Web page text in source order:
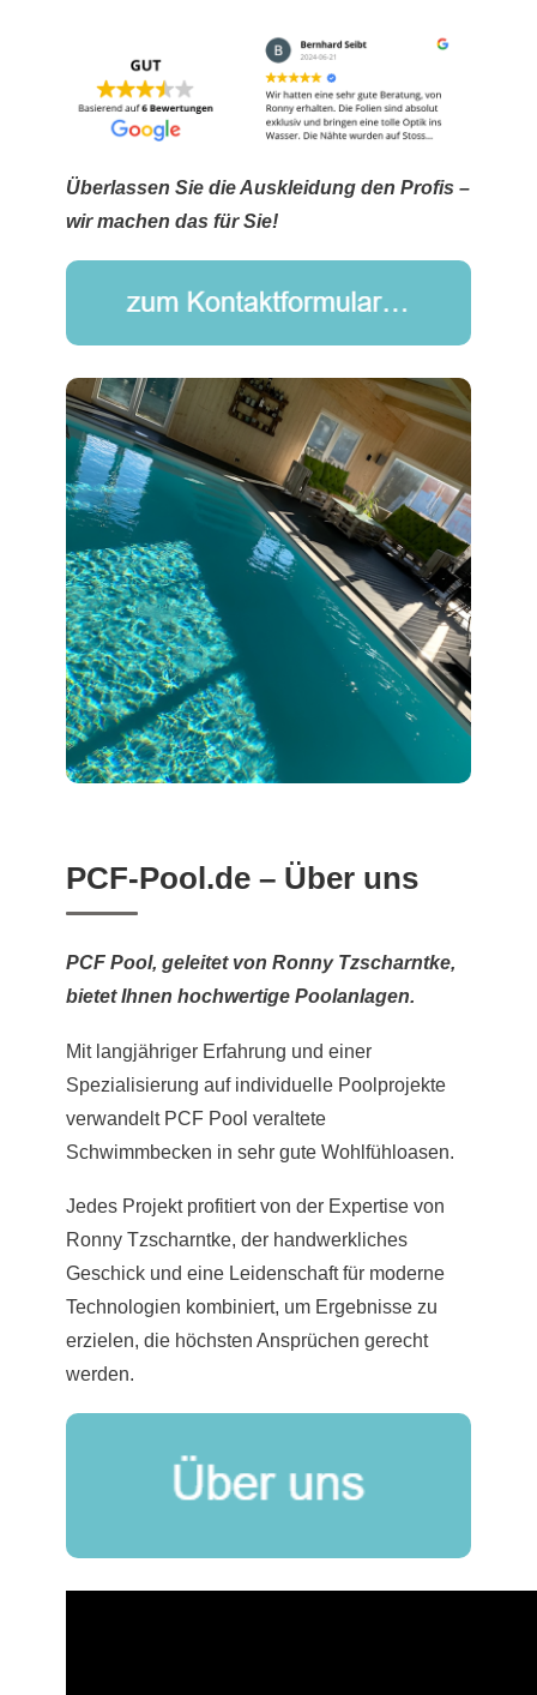
Überlassen Sie die Auskleidung den Profis –
wir machen das für Sie!
PCF-Pool.de – Über uns
PCF Pool, geleitet von Ronny Tzscharntke,
bietet Ihnen hochwertige Poolanlagen.
Mit langjähriger Erfahrung und einer
Spezialisierung auf individuelle Poolprojekte
verwandelt PCF Pool veraltete
Schwimmbecken in sehr gute Wohlfühloasen.
Jedes Projekt profitiert von der Expertise von
Ronny Tzscharntke, der handwerkliches
Geschick und eine Leidenschaft für moderne
Technologien kombiniert, um Ergebnisse zu
erzielen, die höchsten Ansprüchen gerecht
werden.